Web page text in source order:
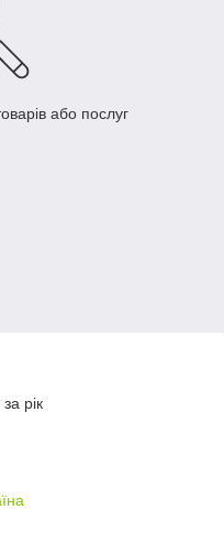
або послуг
рік